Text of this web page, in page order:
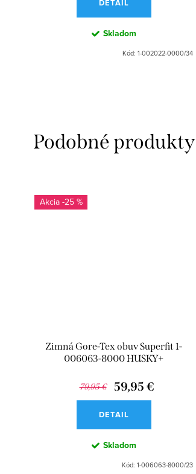
DETAIL
Skladom
Kód: 1-002022-0000/34
-25 %
Zimná Gore-Tex obuv Superfit 1-
006063-8000 HUSKY+
79,95 € 59,95 €
DETAIL
Skladom
Kód: 1-006063-8000/23